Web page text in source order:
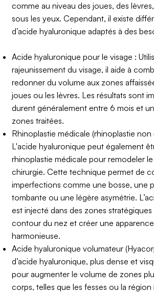
comme au niveau des joues, des
sous les yeux. Cependant, il existe
d’acide hyaluronique adaptés à des
Acide hyaluronique pour le visage :
rajeunissement du visage, il aide à
redonner du volume aux zones
joues ou les lèvres. Les résultats sont
durent généralement entre 6 mois et
zones traitées.
Rhinoplastie médicale (rhinoplastie non
L'acide hyaluronique peut également
rhinoplastie médicale pour remodeler le
chirurgie. Cette technique permet de
imperfections comme une bosse, une
tombante ou une légère asymétrie.
est injecté dans des zones stratégiques
contour du nez et créer une
harmonieuse.
Acide hyaluronique volumateur
d’acide hyaluronique, plus dense et
pour augmenter le volume de zones
corps, telles que les fesses ou la